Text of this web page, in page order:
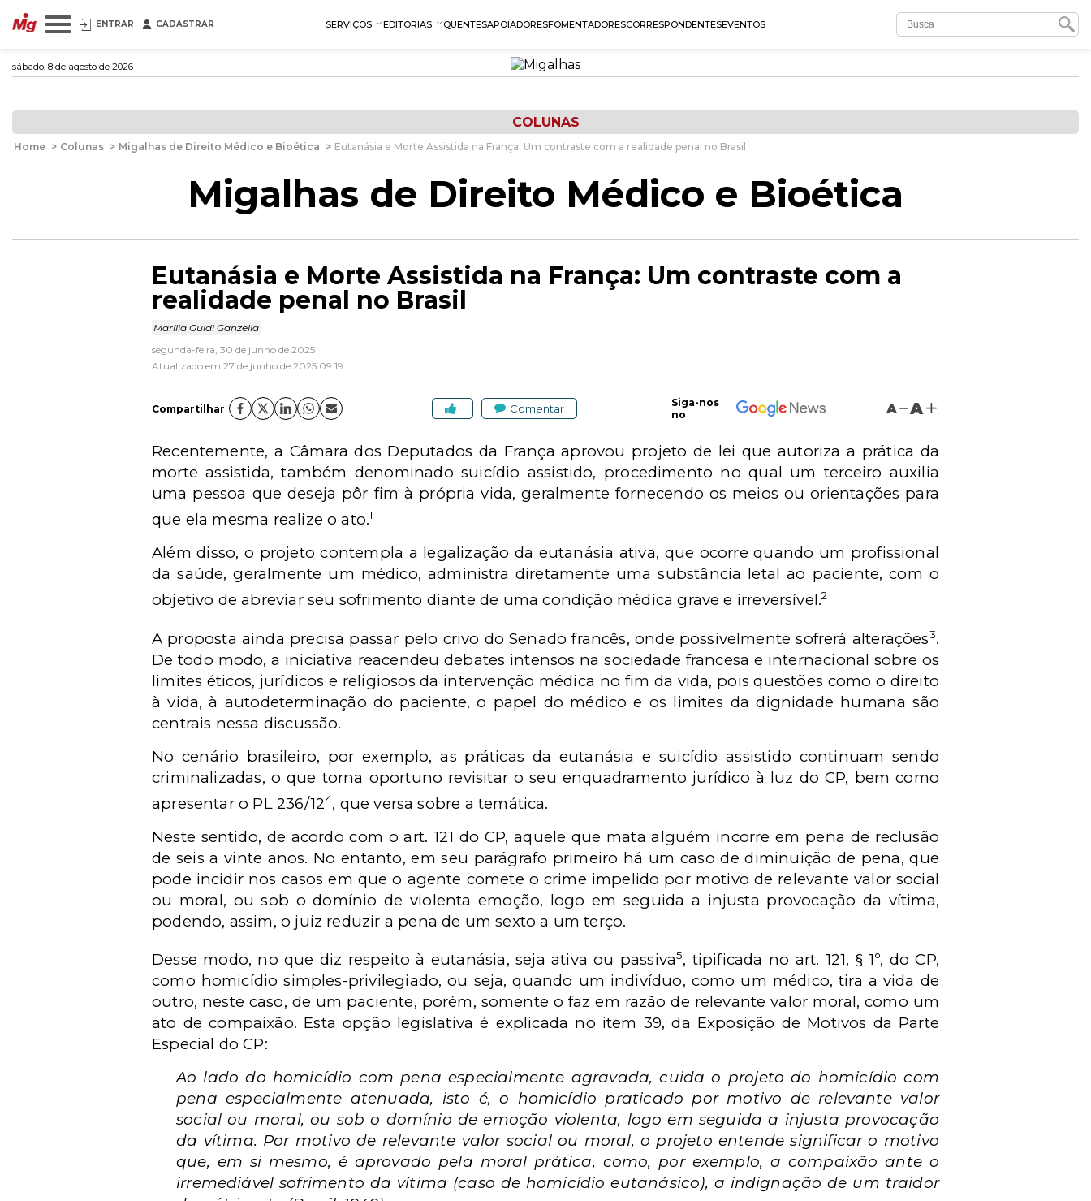
ENTRAR CADASTRAR SERVIÇOS EDITORIAS QUENTESAPOIADORESFOMENTADORESCORRESPONDENTESEVENTOS
sábado, 8 de agosto de 2026
COLUNAS
Home > Colunas > Migalhas de Direito Médico e Bioética > Eutanásia e Morte Assistida na França: Um contraste com a realidade penal no Brasil
Migalhas de Direito Médico e Bioética
Eutanásia e Morte Assistida na França: Um contraste com a
realidade penal no Brasil
Marília Guidi Ganzella
segunda-feira, 30 de junho de 2025
Atualizado em 27 de junho de 2025 09:19
Compartilhar Comentar
Siga-nos
no
A A
Recentemente, a Câmara dos Deputados da França aprovou projeto de lei que autoriza a prática da
morte assistida, também denominado suicídio assistido, procedimento no qual um terceiro auxilia
uma pessoa que deseja pôr fim à própria vida, geralmente fornecendo os meios ou orientações para
que ela mesma realize o ato.1
Além disso, o projeto contempla a legalização da eutanásia ativa, que ocorre quando um profissional
da saúde, geralmente um médico, administra diretamente uma substância letal ao paciente, com o
objetivo de abreviar seu sofrimento diante de uma condição médica grave e irreversível.2
A proposta ainda precisa passar pelo crivo do Senado francês, onde possivelmente sofrerá alterações3.
De todo modo, a iniciativa reacendeu debates intensos na sociedade francesa e internacional sobre os
limites éticos, jurídicos e religiosos da intervenção médica no fim da vida, pois questões como o direito
à vida, à autodeterminação do paciente, o papel do médico e os limites da dignidade humana são
centrais nessa discussão.
No cenário brasileiro, por exemplo, as práticas da eutanásia e suicídio assistido continuam sendo
criminalizadas, o que torna oportuno revisitar o seu enquadramento jurídico à luz do CP, bem como
apresentar o PL 236/124, que versa sobre a temática.
Neste sentido, de acordo com o art. 121 do CP, aquele que mata alguém incorre em pena de reclusão
de seis a vinte anos. No entanto, em seu parágrafo primeiro há um caso de diminuição de pena, que
pode incidir nos casos em que o agente comete o crime impelido por motivo de relevante valor social
ou moral, ou sob o domínio de violenta emoção, logo em seguida a injusta provocação da vítima,
podendo, assim, o juiz reduzir a pena de um sexto a um terço.
Desse modo, no que diz respeito à eutanásia, seja ativa ou passiva5, tipificada no art. 121, § 1º, do CP,
como homicídio simples-privilegiado, ou seja, quando um indivíduo, como um médico, tira a vida de
outro, neste caso, de um paciente, porém, somente o faz em razão de relevante valor moral, como um
ato de compaixão. Esta opção legislativa é explicada no item 39, da Exposição de Motivos da Parte
Especial do CP:
Ao lado do homicídio com pena especialmente agravada, cuida o projeto do homicídio com
pena especialmente atenuada, isto é, o homicídio praticado por motivo de relevante valor
social ou moral, ou sob o domínio de emoção violenta, logo em seguida a injusta provocação
da vítima. Por motivo de relevante valor social ou moral, o projeto entende significar o motivo
que, em si mesmo, é aprovado pela moral prática, como, por exemplo, a compaixão ante o
irremediável sofrimento da vítima (caso de homicídio eutanásico), a indignação de um traidor